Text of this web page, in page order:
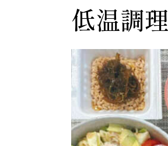
低温調理